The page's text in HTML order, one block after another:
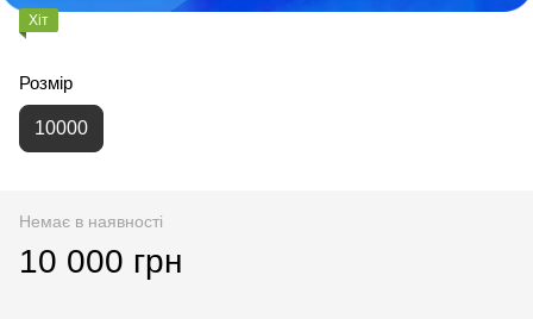
Хіт
Розмір
10000
Немає в наявності
10 000 грн